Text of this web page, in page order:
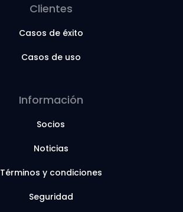
Clientes
Casos de éxito
Casos de uso
Información
Socios
Noticias
Términos y condiciones
Seguridad